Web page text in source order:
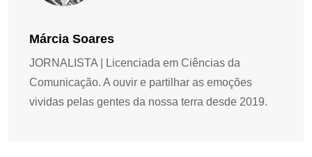
Márcia Soares
JORNALISTA | Licenciada em Ciências da
Comunicação. A ouvir e partilhar as emoções
vividas pelas gentes da nossa terra desde 2019.